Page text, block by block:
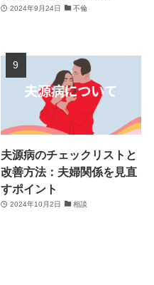
2024年9月24日 不倫
夫源病のチェックリストと
改善方法：夫婦関係を見直
すポイント
2024年10月2日 相談